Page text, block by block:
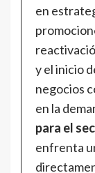
en
y el inicio
negocios
en la
para el
enfrenta